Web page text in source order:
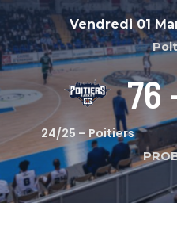
Vendredi 01
76
24/25 – Poitiers